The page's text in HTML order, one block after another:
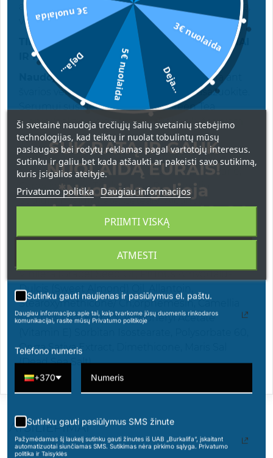
atgaivina odą, atstato odos hidro lipidinį balansą,
veikia antibakteriškai.
TINKA JAUTRIAI, SUDIRGUSIAI, RAUSTANČIAI
IR PROBLEMINEI ODAI.
Naudojimas:
naudokite 2 kartus per dieną ant
švarios veido ir kaklo odos, švelniai įmasažuokite.
Serumui susigėrus, naudokite Green Tea
dieninį/naktinį veido kremą. Tinka tik išoriniam
naudojimui.
Sudėtis:
Vitamin C, Dead Sea Minerals, Vitamin
E, Deionized water (aqua), Cyclopentasiloxane,
Caprylic/Capric Triglyceride, Propanediol,
Sodium Hyaluronate, Cetearyl Alcohol,
Hydroxyethyl Acrylate/ Sodium Acryloyldimethyl
Taurate Copolymer, Phenoxyethanol, Fragrance
Butyrospermum Parkii(Shea Butter), Vitis
Vinifera (Grape) Seed Oil, Prunus Amygdalus
Dulcis (Sweet Almond) Oil, Allantoin,
Stearoxymethicone/ Ch;orphemesin, Camellia
Sinensis Leaf Ectract, Tocopheryl Acetate
Oryza Sativa Extract, Dimethicone, Maris Sal
(Dead Sea Salt).
ATSILIEPIMAI
Ši svetainė naudoja trečiųjų šalių svetainių stebėjimo
technologijas, kad teiktų ir nuolat tobulintų mūsų
paslaugas bei rodytų reklamas pagal vartotojų interesus.
Sutinku ir galiu bet kada atšaukti ar pakeisti savo sutikimą,
kuris įsigalios ateityje.
Privatumo politika Daugiau informacijos
ATMESTI
PRIIMTI VISKĄ
3€ nuolaida
Deja...
5€ nuolaida
Deja...
3€ nuolaida
SUK RATĄ IR GAUK
NUOLAIDĄ EURAIS!
*Nuolaida galioja
apsipirkimams nuo 49 € !
Sutinku gauti naujienas ir pasiūlymus el. paštu.
Daugiau informacijos apie tai, kaip tvarkome jūsų duomenis rinkodaros
komunikacijai, rasite mūsų Privatumo politikoje
Telefono numeris
+370
Sutinku gauti pasiūlymus SMS žinute
Pažymėdamas šį laukelį sutinku gauti žinutes iš UAB „Burkalifa“, įskaitant
automatizuotai siunčiamas SMS. Sutikimas nėra pirkimo sąlyga. Privatumo
politika ir Taisyklės